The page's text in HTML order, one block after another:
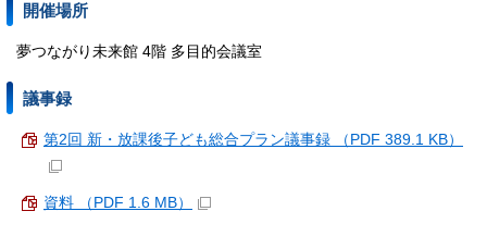
開催場所
夢つながり未来館 4階 多目的会議室
議事録
第2回 新・放課後子ども総合プラン議事録 （PDF 389.1 KB）
資料 （PDF 1.6 MB）